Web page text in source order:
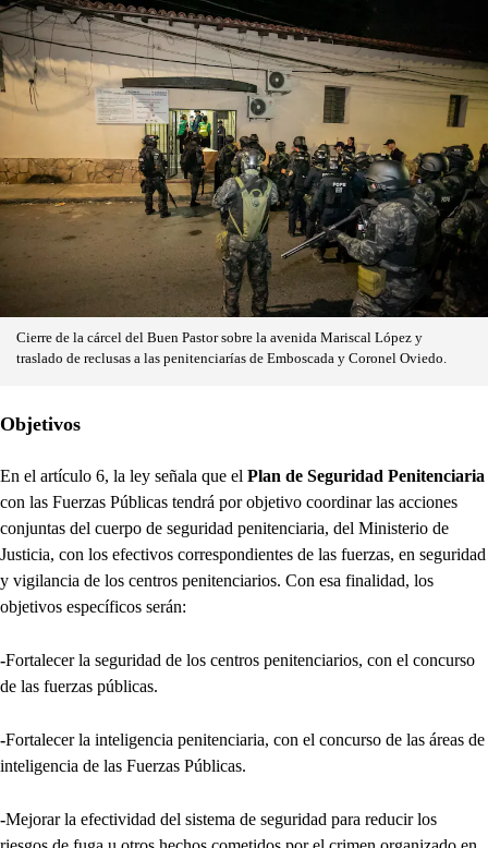
Cierre de la cárcel del Buen Pastor sobre la avenida Mariscal López y
traslado de reclusas a las penitenciarías de Emboscada y Coronel Oviedo.
Objetivos
En el artículo 6, la ley señala que el Plan de Seguridad Penitenciaria
con las Fuerzas Públicas tendrá por objetivo coordinar las acciones
conjuntas del cuerpo de seguridad penitenciaria, del Ministerio de
Justicia, con los efectivos correspondientes de las fuerzas, en seguridad
y vigilancia de los centros penitenciarios. Con esa finalidad, los
objetivos específicos serán:
-Fortalecer la seguridad de los centros penitenciarios, con el concurso
de las fuerzas públicas.
-Fortalecer la inteligencia penitenciaria, con el concurso de las áreas de
inteligencia de las Fuerzas Públicas.
-Mejorar la efectividad del sistema de seguridad para reducir los